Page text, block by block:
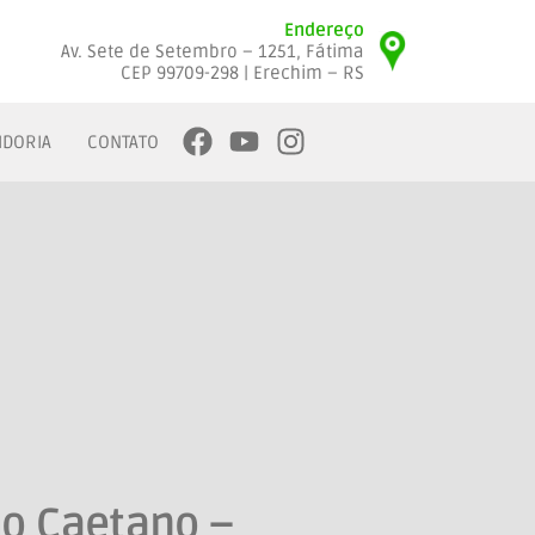
Endereço
Av. Sete de Setembro – 1251, Fátima
CEP 99709-298 | Erechim – RS
CONTATO